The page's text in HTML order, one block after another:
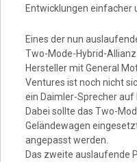
Entwicklungen einfacher
Eines der nun
Two-Mode-Hybrid-
Hersteller mit General
Ventures ist noch nicht
ein Daimler-Sprecher
Dabei sollte das Two-
Geländewagen
angepasst werden.
Das zweite auslaufende